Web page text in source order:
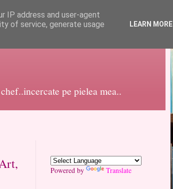
pe pielea mea..
Powered by Translate
IP address and user-agent
of service, generate usage
LEARN MORE